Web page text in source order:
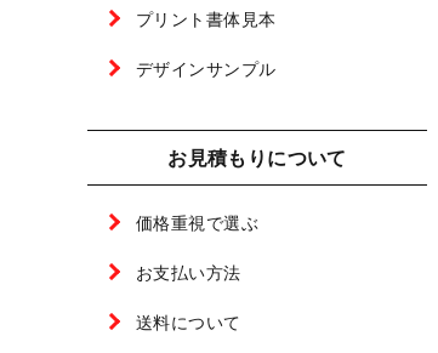
プリント書体見本
デザインサンプル
お見積もりについて
価格重視で選ぶ
お支払い方法
送料について